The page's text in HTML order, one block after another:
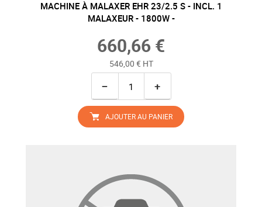
MACHINE À MALAXER EHR 23/2.5 S - INCL. 1
MALAXEUR - 1800W -
660,66 €
546,00 € HT
− +
AJOUTER AU PANIER